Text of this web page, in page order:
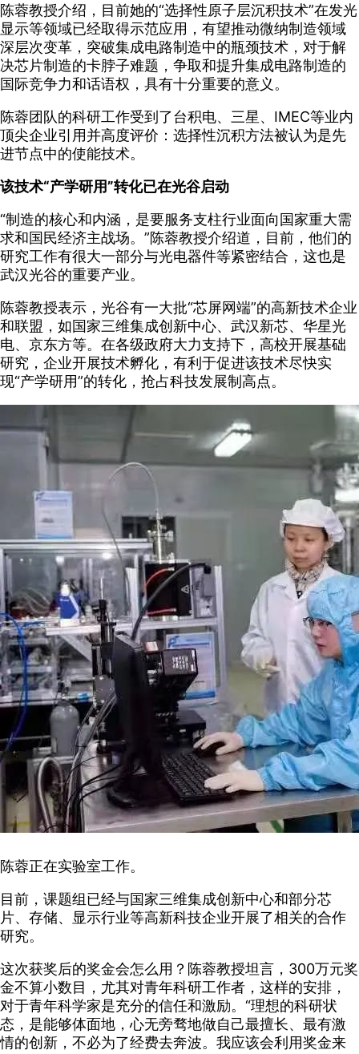
陈蓉教授介绍，目前她的“选择性原子层沉积技术”在发光
显示等领域已经取得示范应用，有望推动微纳制造领域
深层次变革，突破集成电路制造中的瓶颈技术，对于解
决芯片制造的卡脖子难题，争取和提升集成电路制造的
国际竞争力和话语权，具有十分重要的意义。
陈蓉团队的科研工作受到了台积电、三星、IMEC等业内
顶尖企业引用并高度评价：选择性沉积方法被认为是先
进节点中的使能技术。
该技术“产学研用”转化已在光谷启动
“制造的核心和内涵，是要服务支柱行业面向国家重大需
求和国民经济主战场。”陈蓉教授介绍道，目前，他们的
研究工作有很大一部分与光电器件等紧密结合，这也是
武汉光谷的重要产业。
陈蓉教授表示，光谷有一大批“芯屏网端”的高新技术企业
和联盟，如国家三维集成创新中心、武汉新芯、华星光
电、京东方等。在各级政府大力支持下，高校开展基础
研究，企业开展技术孵化，有利于促进该技术尽快实
现“产学研用”的转化，抢占科技发展制高点。
陈蓉正在实验室工作。
目前，课题组已经与国家三维集成创新中心和部分芯
片、存储、显示行业等高新科技企业开展了相关的合作
研究。
这次获奖后的奖金会怎么用？陈蓉教授坦言，300万元奖
金不算小数目，尤其对青年科研工作者，这样的安排，
对于青年科学家是充分的信任和激励。“理想的科研状
态，是能够体面地，心无旁骛地做自己最擅长、最有激
情的创新，不必为了经费去奔波。我应该会利用奖金来